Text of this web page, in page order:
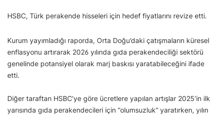
HSBC, Türk perakende hisseleri için hedef fiyatlarını revize etti.
Kurum yayımladığı raporda, Orta Doğu’daki çatışmaların küresel
enflasyonu artırarak 2026 yılında gıda perakendeciliği sektörü
genelinde potansiyel olarak marj baskısı yaratabileceğini ifade
etti.
Diğer taraftan HSBC’ye göre ücretlere yapılan artışlar 2025’in ilk
yarısında gıda perakendecileri için “olumsuzluk” yaratırken, yılın